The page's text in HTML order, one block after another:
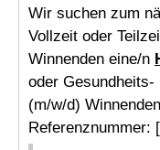
Wir suchen zum
Vollzeit oder
Winnenden eine/n
oder
(m/w/d)
Referenznummer: